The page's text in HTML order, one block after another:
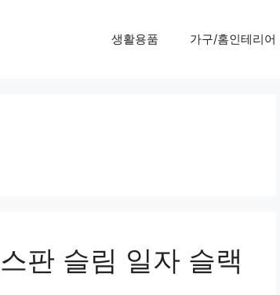
생활용품 가구/홈인테리어
판 슬림 일자 슬랙